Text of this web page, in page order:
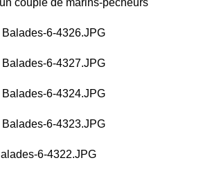
couple de marins-pêcheurs